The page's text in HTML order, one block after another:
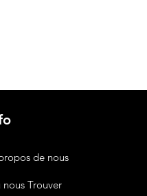
nous Trouver
de nous